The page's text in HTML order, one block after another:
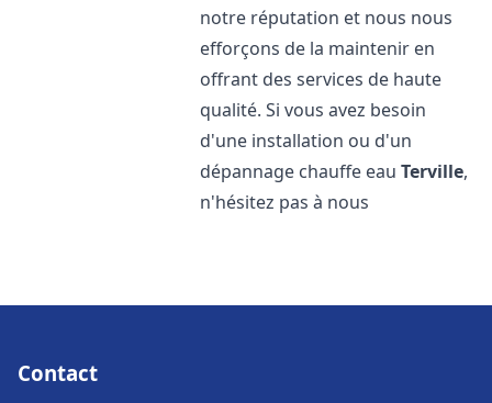
notre réputation et nous nous
efforçons de la maintenir en
offrant des services de haute
qualité. Si vous avez besoin
d'une installation ou d'un
dépannage chauffe eauTerville,
n'hésitez pas à nous
Contact